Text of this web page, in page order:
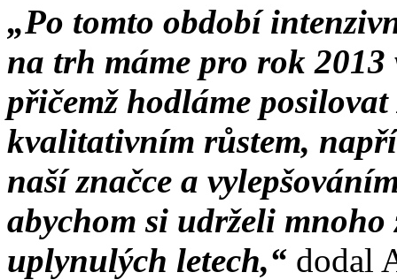
„Po tomto období
na trh máme pro rok
přičemž hodláme
kvalitativním růstem,
naší značce a
abychom si udrželi
uplynulých letech,“ dodal